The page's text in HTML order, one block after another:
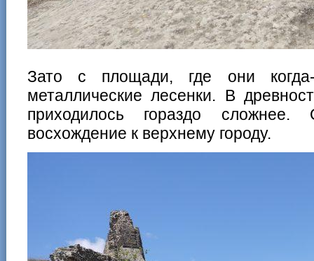
Зато с площади, где они
металлические лесенки. В
приходилось гораздо
восхождение к верхнему городу.